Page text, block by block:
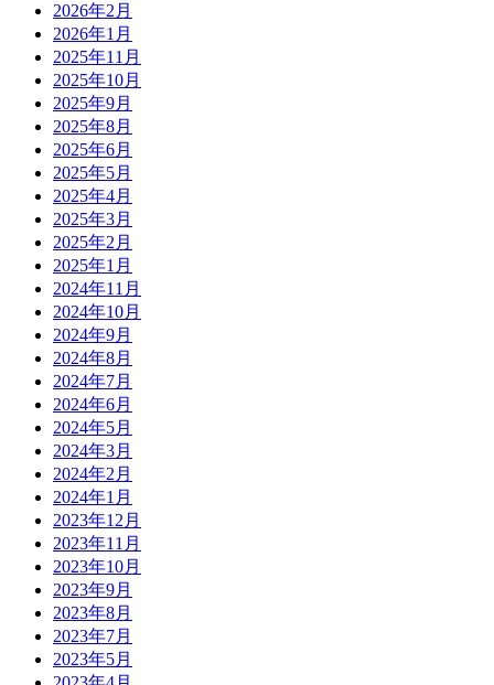
2026年2月
2026年1月
2025年11月
2025年10月
2025年9月
2025年8月
2025年6月
2025年5月
2025年4月
2025年3月
2025年2月
2025年1月
2024年11月
2024年10月
2024年9月
2024年8月
2024年7月
2024年6月
2024年5月
2024年3月
2024年2月
2024年1月
2023年12月
2023年11月
2023年10月
2023年9月
2023年8月
2023年7月
2023年5月